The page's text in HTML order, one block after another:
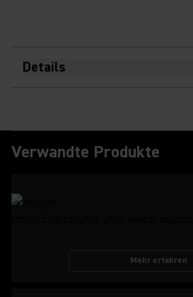
Details
Verwandte Produkte
Mehr erfahren